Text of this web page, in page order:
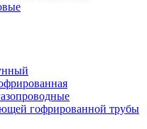
гофрированной трубы